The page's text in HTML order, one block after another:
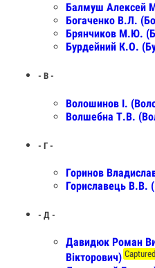
Балмуш Алексей
Богаченко В.Л.
Брянчиков М.Ю.
Бурдейний К.О.
- В -
Волошинов І.
Волшебна Т.В.
- Г -
Горинов
Гориславець В.В.
- Д -
Давидюк Роман
Вікторович) Captured